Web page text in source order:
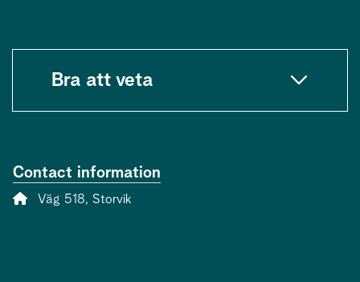
Bra att veta
Contact information
Address:
Väg 518, Storvik